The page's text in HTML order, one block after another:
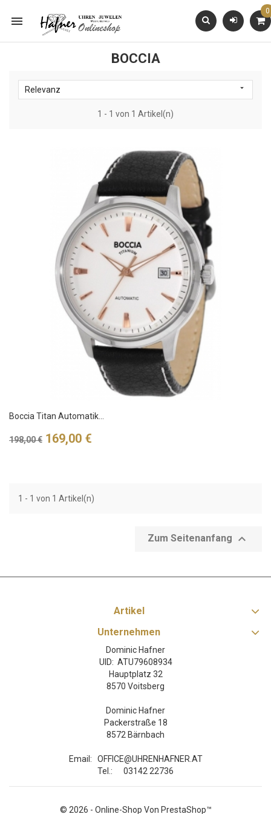

0
BOCCIA
Relevanz 
1 - 1 von 1 Artikel(n)
Boccia Titan Automatik...
Verkaufspreis
198,00 € Preis
169,00 €
1 - 1 von 1 Artikel(n)
Zum Seitenanfang 
Artikel
Unternehmen
Dominic Hafner
UID: ATU79608934
Hauptplatz 32
8570 Voitsberg
Dominic Hafner
Packerstraße 18
8572 Bärnbach
Email: OFFICE@UHRENHAFNER.AT
Tel.: 03142 22736
© 2026 - Online-Shop Von PrestaShop™